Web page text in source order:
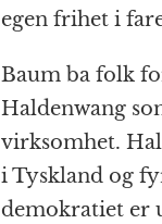
egen frihet i
Baum ba folk
Haldenwang
virksomhet.
i Tyskland og
demokratiet er